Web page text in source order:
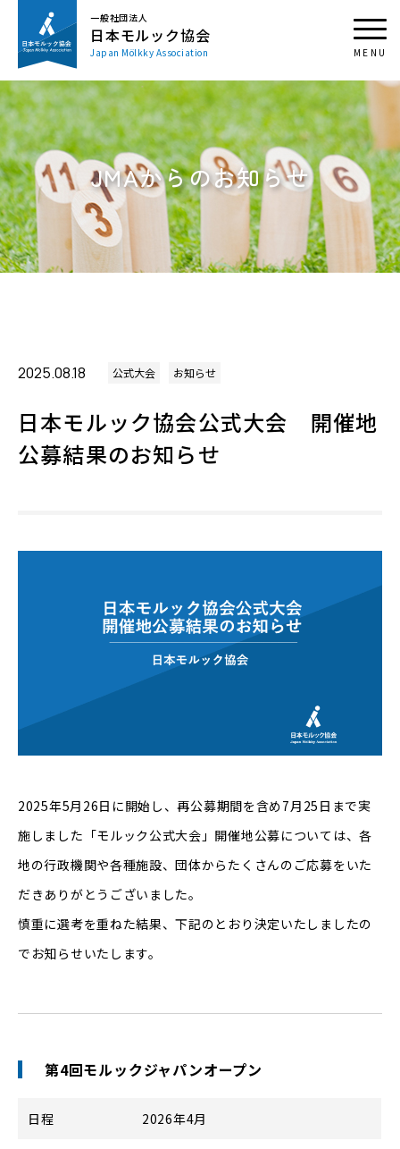
一般社団法人
日本モルック協会
Japan Mölkky Association
JMAからのお知らせ
2025.08.18 公式大会 お知らせ
日本モルック協会公式大会 開催地
公募結果のお知らせ
2025年5月26日に開始し、再公募期間を含め7月25日まで実
施しました「モルック公式大会」開催地公募については、各
地の行政機関や各種施設、団体からたくさんのご応募をいた
だきありがとうございました。
慎重に選考を重ねた結果、下記のとおり決定いたしましたの
でお知らせいたします。
第4回モルックジャパンオープン
日程 2026年4月